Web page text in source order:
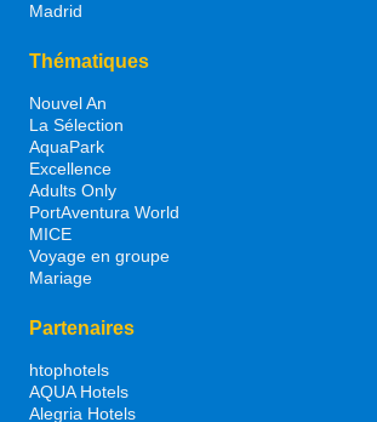
Madrid
Thématiques
Nouvel An
La Sélection
AquaPark
Excellence
Adults Only
PortAventura World
MICE
Voyage en groupe
Mariage
Partenaires
htophotels
AQUA Hotels
Alegria Hotels